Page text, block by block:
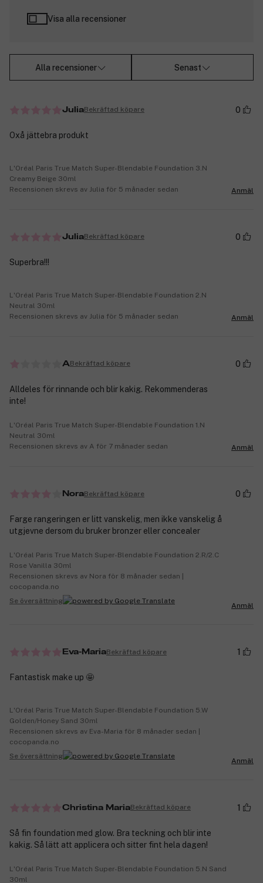
Visa alla recensioner
Alla recensioner Senast
JuliaBekräftad köpare 0
Oxå jättebra produkt
L'Oréal Paris True Match Super-Blendable Foundation 3.N
Creamy Beige 30ml
Recensionen skrevs av Julia för 5 månader sedan
Anmäl
JuliaBekräftad köpare 0
Superbra!!!
L'Oréal Paris True Match Super-Blendable Foundation 2.N
Neutral 30ml
Recensionen skrevs av Julia för 5 månader sedan
Anmäl
ABekräftad köpare 0
Alldeles för rinnande och blir kakig. Rekommenderas
inte!
L'Oréal Paris True Match Super-Blendable Foundation 1.N
Neutral 30ml
Recensionen skrevs av A för 7 månader sedan
Anmäl
NoraBekräftad köpare 0
Farge rangeringen er litt vanskelig, men ikke vanskelig å
utgjevne dersom du bruker bronzer eller concealer
L'Oréal Paris True Match Super-Blendable Foundation 2.R/2.C
Rose Vanilla 30ml
Recensionen skrevs av Nora för 8 månader sedan |
cocopanda.no
Se översättning
Anmäl
Eva-MariaBekräftad köpare 1
Fantastisk make up 🤩
L'Oréal Paris True Match Super-Blendable Foundation 5.W
Golden/Honey Sand 30ml
Recensionen skrevs av Eva-Maria för 8 månader sedan |
cocopanda.no
Se översättning
Anmäl
Christina MariaBekräftad köpare 1
Så fin foundation med glow. Bra teckning och blir inte
kakig. Så lätt att applicera och sitter fint hela dagen!
L'Oréal Paris True Match Super-Blendable Foundation 5.N Sand
30ml